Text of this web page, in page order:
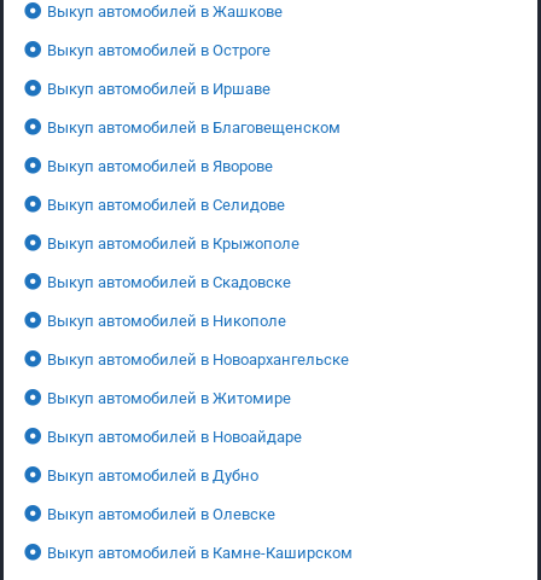
Выкуп автомобилей в Жашкове
Выкуп автомобилей в Остроге
Выкуп автомобилей в Иршаве
Выкуп автомобилей в Благовещенском
Выкуп автомобилей в Яворове
Выкуп автомобилей в Селидове
Выкуп автомобилей в Крыжополе
Выкуп автомобилей в Скадовске
Выкуп автомобилей в Никополе
Выкуп автомобилей в Новоархангельске
Выкуп автомобилей в Житомире
Выкуп автомобилей в Новоайдаре
Выкуп автомобилей в Дубно
Выкуп автомобилей в Олевске
Выкуп автомобилей в Камне-Каширском